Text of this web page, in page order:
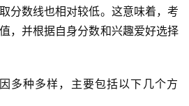
分数线也相对较低。这意味着，考
，并根据自身分数和兴趣爱好选择